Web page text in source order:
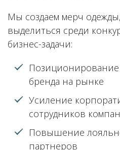
Мы создаем мерч
выделиться среди
бизнес-задачи:
Позиционирование
бренда на рынке
Усиление
сотрудников
Повышение
партнеров